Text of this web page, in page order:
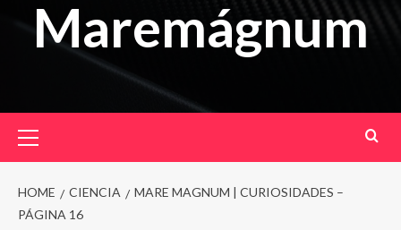
Maremágnum
Menu
HOME CIENCIA
MARE MAGNUM | CURIOSIDADES –
PÁGINA 16